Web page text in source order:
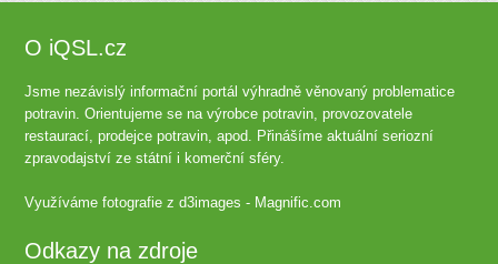
O iQSL.cz
Jsme nezávislý informační portál výhradně věnovaný problematice
potravin. Orientujeme se na výrobce potravin, provozovatele
restaurací, prodejce potravin, apod. Přinášíme aktuální seriozní
zpravodajství ze státní i komerční sféry.
Využíváme fotografie zd3images - Magnific.com
Odkazy na zdroje